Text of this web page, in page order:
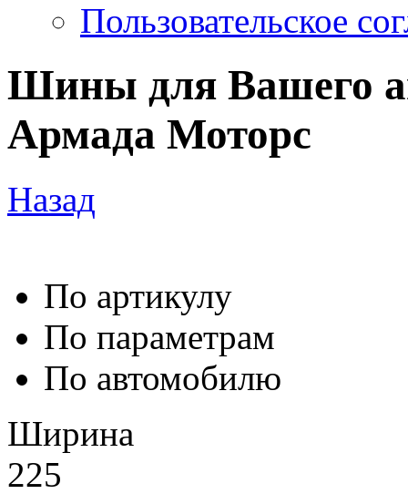
Пользовательское
Шины для Вашего
Армада Моторс
Назад
По артикулу
По параметрам
По автомобилю
Ширина
225